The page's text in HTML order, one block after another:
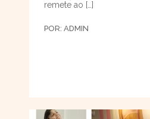
remete ao […]
POR: ADMIN